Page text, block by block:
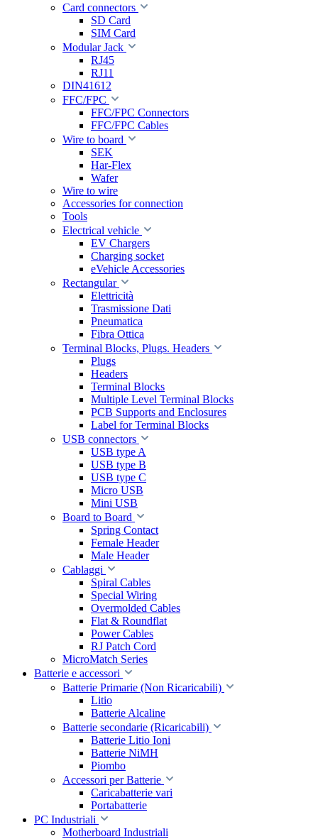
Card connectors
SD Card
SIM Card
Modular Jack
RJ45
RJ11
DIN41612
FFC/FPC
FFC/FPC Connectors
FFC/FPC Cables
Wire to board
SEK
Har-Flex
Wafer
Wire to wire
Accessories for connection
Tools
Electrical vehicle
EV Chargers
Charging socket
eVehicle Accessories
Rectangular
Elettricità
Trasmissione Dati
Pneumatica
Fibra Ottica
Terminal Blocks, Plugs. Headers
Plugs
Headers
Terminal Blocks
Multiple Level Terminal Blocks
PCB Supports and Enclosures
Label for Terminal Blocks
USB connectors
USB type A
USB type B
USB type C
Micro USB
Mini USB
Board to Board
Spring Contact
Female Header
Male Header
Cablaggi
Spiral Cables
Special Wiring
Overmolded Cables
Flat & Roundflat
Power Cables
RJ Patch Cord
MicroMatch Series
Batterie e accessori
Batterie Primarie (Non Ricaricabili)
Litio
Batterie Alcaline
Batterie secondarie (Ricaricabili)
Batterie Litio Ioni
Batterie NiMH
Piombo
Accessori per Batterie
Caricabatterie vari
Portabatterie
PC Industriali
Motherboard Industriali